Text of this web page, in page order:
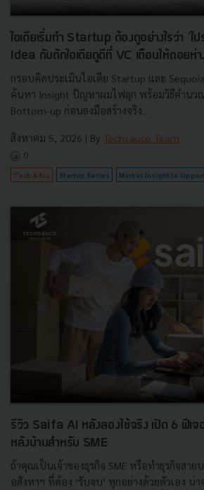
ไอเดียเริ่มทำ Startup ต้องดูอย่างไรว่า ‘
Idea กับดักไอเดียดูดีที่ VC เตือนให้ถอยห่า
กรอบคิดประเมินไอเดีย Startup และ
ค้นหา Insight ปัญหาผมไฟลุก พร้อมวิธีคำนว
Bottom-up ก่อนลงมือสร้างจริง...
สิงหาคม 5, 2026 | By Techsauce Team
0
Tech & Biz Startup Series Market Insight to
รีวิว Saifa AI หลังลองใช้จริง เปิด 6 ฟีเจ
หลังบ้านสำหรับ SME
ถ้าคุณเป็นเจ้าของธุรกิจ SME หรือทำธุรกิจสาย
อสังหาฯ ที่ต้อง ‘รับจบ’ ทุกอย่างด้วยตัวเอง น่